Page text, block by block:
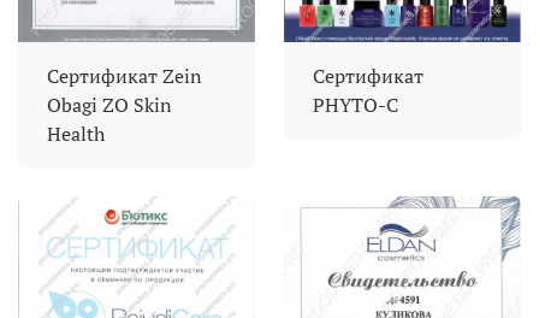
Сертификат Zein
Obagi ZO Skin
Health
Сертификат
PHYTO-C